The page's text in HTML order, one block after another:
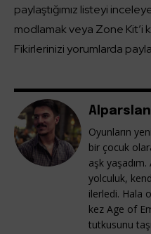
paylaştığımız listeyi
modlamak veya Zone Kit’i
Fikirlerinizi yorumlarda
Oyunların
bir çocuk
aşk
yolculuk,
ilerledi. Hala
kez Age of
tutkusunu